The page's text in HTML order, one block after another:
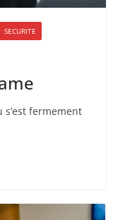
SECURITE
fermement